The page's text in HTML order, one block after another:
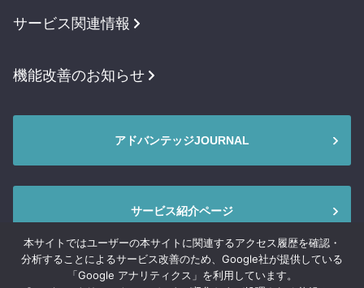
サービス関連情報
機能改善のお知らせ
アドバンテッジJOURNAL
サービス紹介ページ
本サイトではユーザーの本サイトに関連するアクセス履歴を確認・
分析することによるサービス改善のため、Google社が提供している
「Google アナリティクス」を利用しています。